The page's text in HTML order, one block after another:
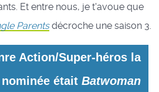
Et entre nous, je t'avoue que
Parentsdécroche une saison 3.
Action/Super-héros la
nominée étaitBatwoman